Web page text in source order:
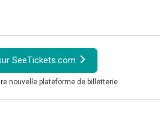
SeeTickets.com
nouvelle plateforme de billetterie.